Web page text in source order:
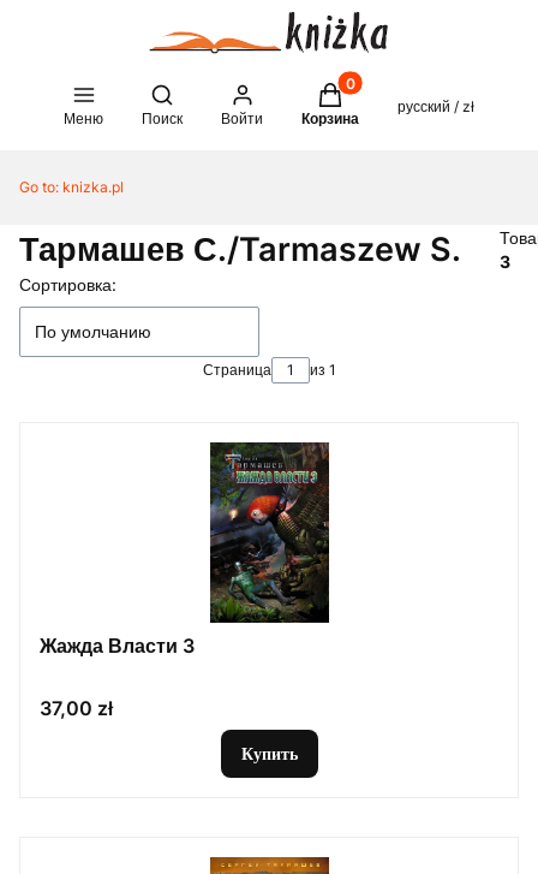
Меню
Open search engine
Поиск Войти
Товары в корзине: 0.
Корзина
русский / zł
Go to: knizka.pl
Тармашев С./Tarmaszew S.
3
Список товаров
Сортировка:
По умолчанию
Страница из 1
Жажда Власти 3
Цена
37,00 zł
Купить